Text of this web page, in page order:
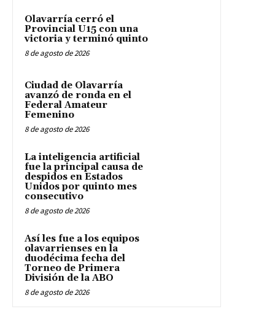
Olavarría cerró el
Provincial U15 con una
victoria y terminó quinto
8 de agosto de 2026
Ciudad de Olavarría
avanzó de ronda en el
Federal Amateur
Femenino
8 de agosto de 2026
La inteligencia artificial
fue la principal causa de
despidos en Estados
Unidos por quinto mes
consecutivo
8 de agosto de 2026
Así les fue a los equipos
olavarrienses en la
duodécima fecha del
Torneo de Primera
División de la ABO
8 de agosto de 2026